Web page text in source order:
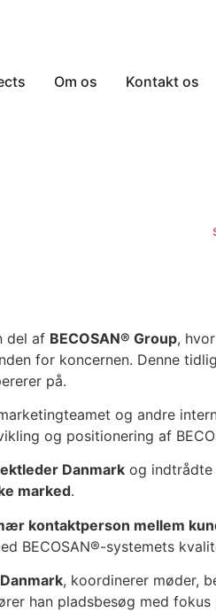
Om os Kontakt os
del af BECOSAN® Group,
for koncernen. Denne
på.
og andre
og positionering af
Danmark og indtrådte
marked.
kontaktperson mellem
BECOSAN®-systemets
, koordinerer møder,
han pladsbesøg med